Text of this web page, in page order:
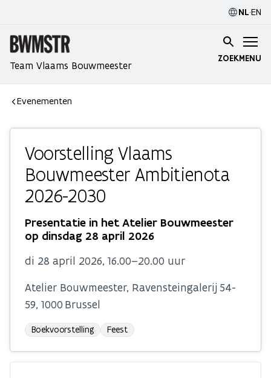
NL·EN
Team Vlaams Bouwmeester
ZOEKMENU
Evenementen
Voorstelling Vlaams
Bouwmeester Ambitienota
2026-2030
Presentatie in het Atelier Bouwmeester
op dinsdag 28 april 2026
di 28 april 2026, 16.00–20.00 uur
Atelier Bouwmeester, Ravensteingalerij 54-
59, 1000 Brussel
Boekvoorstelling Feest